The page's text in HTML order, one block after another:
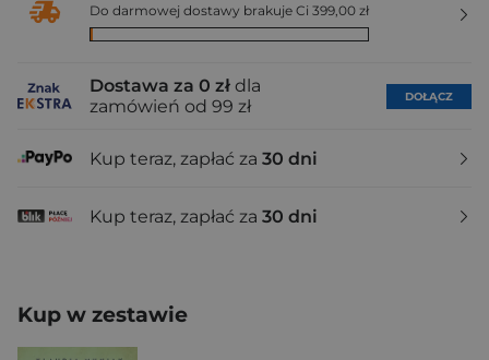
Do darmowej dostawy brakuje Ci 399,00 zł
Dostawa za 0 zł dla
zamówień od 99 zł
DOŁĄCZ
Kup teraz, zapłać za 30 dni
Kup teraz, zapłać za 30 dni
Kup w zestawie